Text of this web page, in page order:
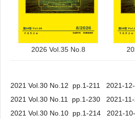
2026 Vol.35 No.8
2021 Vol.30 No.12 pp.1-211 2021-
2021 Vol.30 No.11 pp.1-230 2021-
2021 Vol.30 No.10 pp.1-214 2021-